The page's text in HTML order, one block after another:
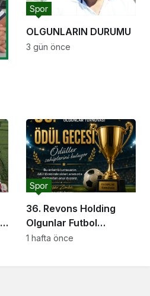
OLGUNLARIN DURUMU
Spor
3 gün önce
36. Revons Holding
Olgunlar Futbol
Turnuvası’nda Final
Spor
1 hafta önce